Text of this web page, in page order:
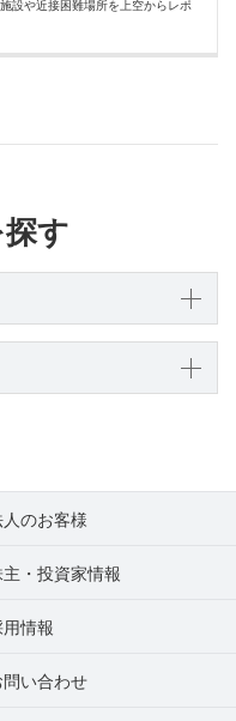
設や近接困難場所を上空からレポ
す
人のお客様
主・投資家情報
問い合わせ
用情報